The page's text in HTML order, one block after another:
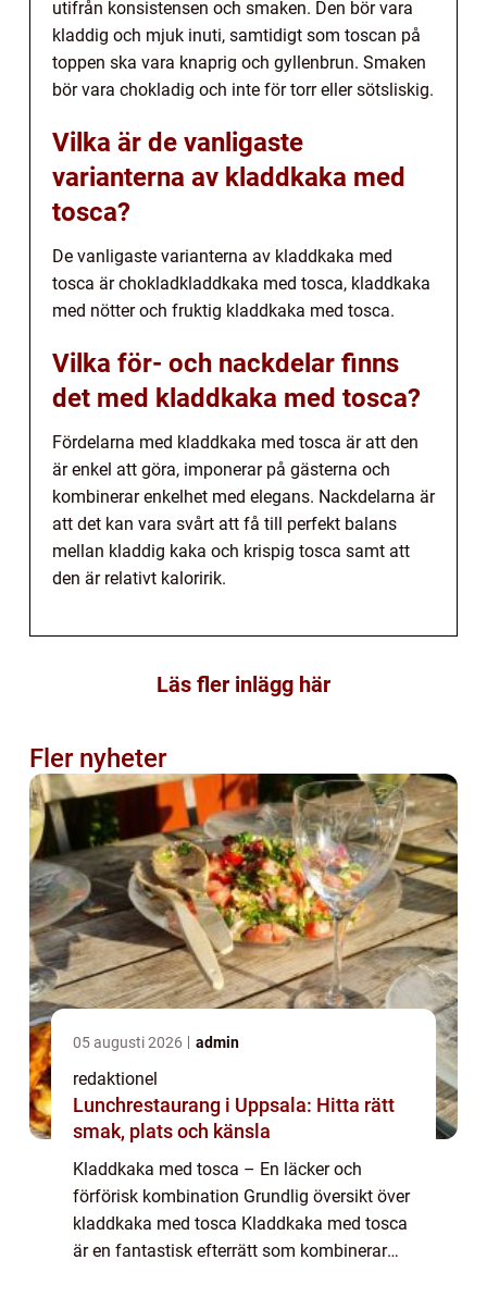
utifrån konsistensen och smaken. Den bör vara
kladdig och mjuk inuti, samtidigt som toscan på
toppen ska vara knaprig och gyllenbrun. Smaken
bör vara chokladig och inte för torr eller sötsliskig.
Vilka är de vanligaste
varianterna av kladdkaka med
tosca?
De vanligaste varianterna av kladdkaka med
tosca är chokladkladdkaka med tosca, kladdkaka
med nötter och fruktig kladdkaka med tosca.
Vilka för- och nackdelar finns
det med kladdkaka med tosca?
Fördelarna med kladdkaka med tosca är att den
är enkel att göra, imponerar på gästerna och
kombinerar enkelhet med elegans. Nackdelarna är
att det kan vara svårt att få till perfekt balans
mellan kladdig kaka och krispig tosca samt att
den är relativt kaloririk.
Läs fler inlägg här
Fler nyheter
05 augusti 2026 admin
redaktionel
Lunchrestaurang i Uppsala: Hitta rätt
smak, plats och känsla
Kladdkaka med tosca – En läcker och
förförisk kombination Grundlig översikt över
kladdkaka med tosca Kladdkaka med tosca
är en fantastisk efterrätt som kombinerar